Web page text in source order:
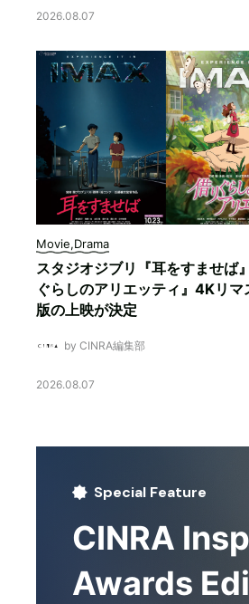
2026.08.07
Movie,Drama
スタジオジブリ『耳をすませば
ぐらしのアリエッティ』4Kリマ
版の上映が決定
by CINRA編集部
2026.08.07
Special Feature
CINRA
Awards